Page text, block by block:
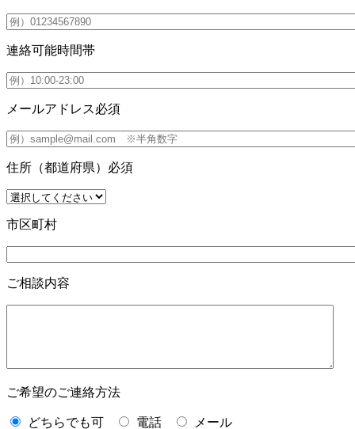
連絡可能時間帯
メールアドレス必須
住所（都道府県） 必須
市区町村
ご相談内容
ご希望のご連絡方法
どちらでも可 電話 メール